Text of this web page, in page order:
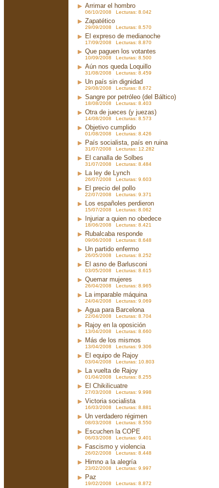
Arrimar el hombro
06/10/2008 Lecturas: 8.042
Zapatético
29/09/2008 Lecturas: 8.570
El expreso de medianoche
17/09/2008 Lecturas: 8.870
Que paguen los votantes
10/09/2008 Lecturas: 8.500
Aún nos queda Loquillo
31/08/2008 Lecturas: 8.459
Un país sin dignidad
29/08/2008 Lecturas: 8.672
Sangre por petróleo (del Báltico)
18/08/2008 Lecturas: 8.403
Otra de jueces (y juezas)
14/08/2008 Lecturas: 8.573
Objetivo cumplido
01/08/2008 Lecturas: 8.426
País socialista, país en ruina
31/07/2008 Lecturas: 12.282
El canalla de Solbes
31/07/2008 Lecturas: 8.484
La ley de Lynch
26/07/2008 Lecturas: 9.603
El precio del pollo
22/07/2008 Lecturas: 9.371
Los españoles perdieron
15/07/2008 Lecturas: 8.062
Injuriar a quien no obedece
18/06/2008 Lecturas: 8.421
Rubalcaba responde
09/06/2008 Lecturas: 8.648
Un partido enfermo
26/05/2008 Lecturas: 8.252
El asno de Barlusconi
03/05/2008 Lecturas: 8.615
Quemar mujeres
26/04/2008 Lecturas: 8.965
La imparable máquina
24/04/2008 Lecturas: 9.069
Agua para Barcelona
22/04/2008 Lecturas: 8.704
Rajoy en la oposición
13/04/2008 Lecturas: 8.660
Más de los mismos
13/04/2008 Lecturas: 9.306
El equipo de Rajoy
03/04/2008 Lecturas: 10.803
La vuelta de Rajoy
01/04/2008 Lecturas: 8.255
El Chikilicuatre
27/03/2008 Lecturas: 9.998
Victoria socialista
16/03/2008 Lecturas: 8.881
Un verdadero régimen
08/03/2008 Lecturas: 8.550
Escuchen la COPE
06/03/2008 Lecturas: 9.401
Fascismo y violencia
26/02/2008 Lecturas: 8.448
Himno a la alegría
23/02/2008 Lecturas: 9.997
Paz
19/02/2008 Lecturas: 8.872